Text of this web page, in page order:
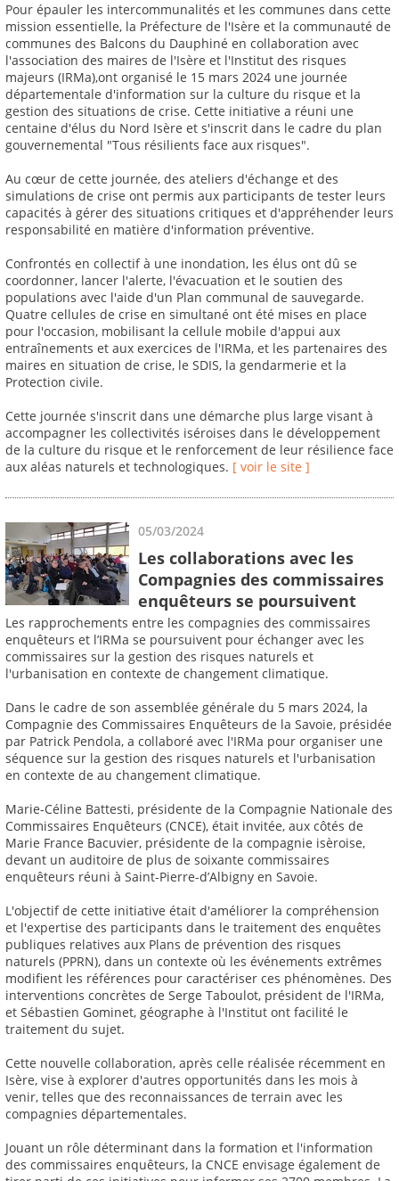
Pour épauler les intercommunalités et les communes dans cette
mission essentielle, la Préfecture de l'Isère et la communauté de
communes des Balcons du Dauphiné en collaboration avec
l'association des maires de l'Isère et l'Institut des risques
majeurs (IRMa),ont organisé le 15 mars 2024 une journée
départementale d'information sur la culture du risque et la
gestion des situations de crise. Cette initiative a réuni une
centaine d'élus du Nord Isère et s'inscrit dans le cadre du plan
gouvernemental "Tous résilients face aux risques".
Au cœur de cette journée, des ateliers d'échange et des
simulations de crise ont permis aux participants de tester leurs
capacités à gérer des situations critiques et d'appréhender leurs
responsabilité en matière d'information préventive.
Confrontés en collectif à une inondation, les élus ont dû se
coordonner, lancer l'alerte, l'évacuation et le soutien des
populations avec l'aide d'un Plan communal de sauvegarde.
Quatre cellules de crise en simultané ont été mises en place
pour l'occasion, mobilisant la cellule mobile d'appui aux
entraînements et aux exercices de l'IRMa, et les partenaires des
maires en situation de crise, le SDIS, la gendarmerie et la
Protection civile.
Cette journée s'inscrit dans une démarche plus large visant à
accompagner les collectivités iséroises dans le développement
de la culture du risque et le renforcement de leur résilience face
aux aléas naturels et technologiques. [ voir le site ]
05/03/2024
Les collaborations avec les
Compagnies des commissaires
enquêteurs se poursuivent
Les rapprochements entre les compagnies des commissaires
enquêteurs et l’IRMa se poursuivent pour échanger avec les
commissaires sur la gestion des risques naturels et
l'urbanisation en contexte de changement climatique.
Dans le cadre de son assemblée générale du 5 mars 2024, la
Compagnie des Commissaires Enquêteurs de la Savoie, présidée
par Patrick Pendola, a collaboré avec l'IRMa pour organiser une
séquence sur la gestion des risques naturels et l'urbanisation
en contexte de au changement climatique.
Marie-Céline Battesti, présidente de la Compagnie Nationale des
Commissaires Enquêteurs (CNCE), était invitée, aux côtés de
Marie France Bacuvier, présidente de la compagnie isèroise,
devant un auditoire de plus de soixante commissaires
enquêteurs réuni à Saint-Pierre-d’Albigny en Savoie.
L'objectif de cette initiative était d'améliorer la compréhension
et l'expertise des participants dans le traitement des enquêtes
publiques relatives aux Plans de prévention des risques
naturels (PPRN), dans un contexte où les événements extrêmes
modifient les références pour caractériser ces phénomènes. Des
interventions concrètes de Serge Taboulot, président de l'IRMa,
et Sébastien Gominet, géographe à l'Institut ont facilité le
traitement du sujet.
Cette nouvelle collaboration, après celle réalisée récemment en
Isère, vise à explorer d'autres opportunités dans les mois à
venir, telles que des reconnaissances de terrain avec les
compagnies départementales.
Jouant un rôle déterminant dans la formation et l'information
des commissaires enquêteurs, la CNCE envisage également de